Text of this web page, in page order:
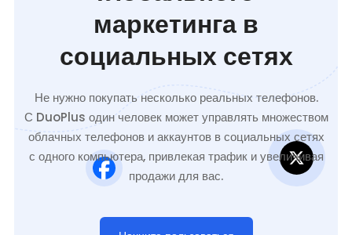
маркетинга в
социальных сетях
Не нужно покупать несколько реальных телефонов.
С DuoPlus один человек может управлять множеством
облачных телефонов и аккаунтов в социальных сетях
с одного компьютера, привлекая трафик и увеличивая
продажи для вас.